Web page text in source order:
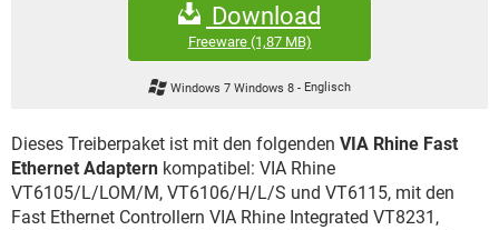
TIKTOK
HARDWARE
INSTAGRAM
STREAMING
IOS
INSTAGRAM
WHATSAPP TIKTOK
FACEBOOK HARDWARE
Download
Freeware(1,87 MB)
Windows 7 Windows 8- Englisch
Dieses Treiberpaket ist mit den folgenden VIA Rhine Fast
Ethernet Adaptern kompatibel: VIA Rhine
VT6105/L/LOM/M, VT6106/H/L/S und VT6115, mit den
Fast Ethernet Controllern VIA Rhine Integrated VT8231,